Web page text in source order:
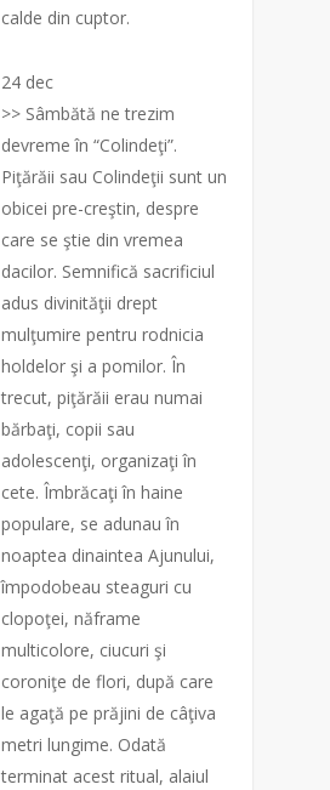
calde din cuptor.
24 dec
>> Sâmbătă ne trezim
devreme în “Colindeţi”.
Piţărăii sau Colindeţii sunt un
obicei pre-creştin, despre
care se ştie din vremea
dacilor. Semnifică sacrificiul
adus divinităţii drept
mulţumire pentru rodnicia
holdelor şi a pomilor. În
trecut, piţărăii erau numai
bărbaţi, copii sau
adolescenţi, organizaţi în
cete. Îmbrăcaţi în haine
populare, se adunau în
noaptea dinaintea Ajunului,
împodobeau steaguri cu
clopoţei, năframe
multicolore, ciucuri şi
coroniţe de flori, după care
le agaţă pe prăjini de câţiva
metri lungime. Odată
terminat acest ritual, alaiul